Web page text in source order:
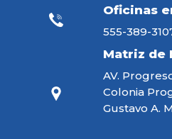
Oficinas
555-389-
Matriz de
AV.
Colonia
Gustavo A.